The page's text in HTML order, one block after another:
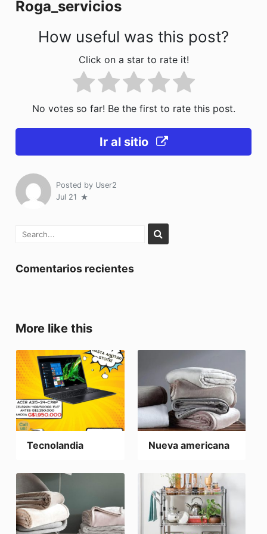
k
Roga_servicios
How useful was this post?
Click on a star to rate it!
No votes so far! Be the first to rate this post.
Ir al sitio
Posted by User2
Jul 21
Comentarios recientes
More like this
Tecnolandia Nueva americana